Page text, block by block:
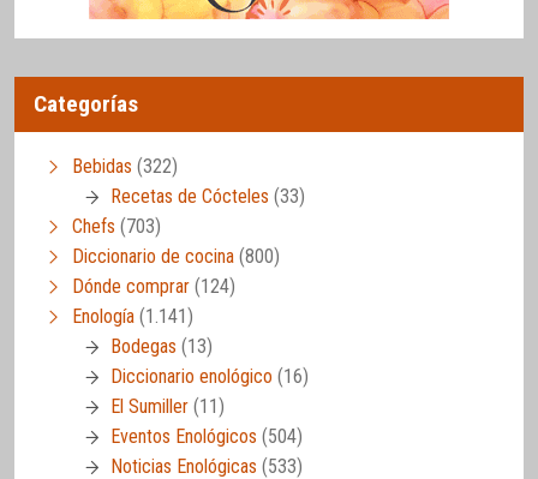
Categorías
Bebidas (322)
Recetas de Cócteles (33)
Chefs (703)
Diccionario de cocina (800)
Dónde comprar (124)
Enología (1.141)
Bodegas (13)
Diccionario enológico (16)
El Sumiller (11)
Eventos Enológicos (504)
Noticias Enológicas (533)